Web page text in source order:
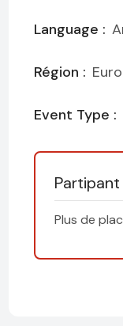
Language :
Région :
Event Type :
Partipant
Plus de